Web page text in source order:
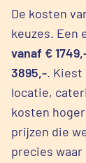
De kosten
keuzes. Een
vanaf €
3895,-.
locatie,
kosten
prijzen die
precies